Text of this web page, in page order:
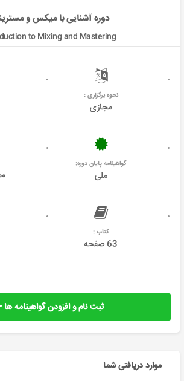
دوره آشنایی با میکس و
to Mixing and Mastering
نحوه برگزاری :
مجازی
گواهینامه پایان دوره:
ملی
کتاب :
63 صفحه
ثبت نام و افزودن گواهینامه ها
موارد دریافتی شما